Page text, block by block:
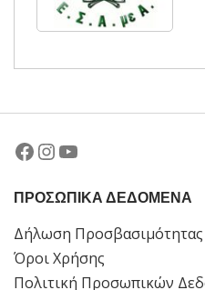
Facebook
Instagram
YouTube
ΠΡΟΣΩΠΙΚΑ ΔΕΔΟΜΕΝΑ
Δήλωση Προσβασιμότητας
Όροι Χρήσης
Πολιτική Προσωπικών